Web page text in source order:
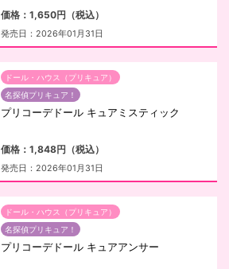
価格：1,650円（税込）
発売日：2026年01月31日
ドール・ハウス（プリキュア）
名探偵プリキュア！
プリコーデドール キュアミスティック
価格：1,848円（税込）
発売日：2026年01月31日
ドール・ハウス（プリキュア）
名探偵プリキュア！
プリコーデドール キュアアンサー